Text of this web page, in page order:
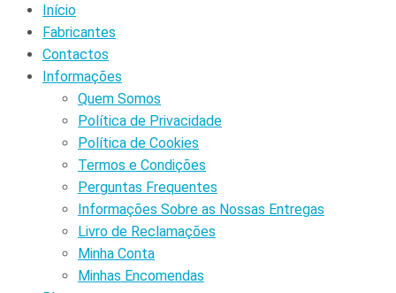
Início
Fabricantes
Contactos
Informações
Quem Somos
Política de Privacidade
Política de Cookies
Termos e Condições
Perguntas Frequentes
Informações Sobre as Nossas Entregas
Livro de Reclamações
Minha Conta
Minhas Encomendas